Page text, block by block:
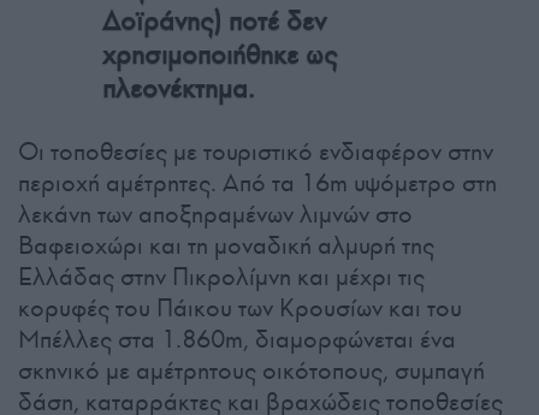
Δοϊράνης) ποτέ δεν
χρησιμοποιήθηκε ως
πλεονέκτημα.
Οι τοποθεσίες με τουριστικό ενδιαφέρον στην
περιοχή αμέτρητες. Από τα 16m υψόμετρο στη
λεκάνη των αποξηραμένων λιμνών στο
Βαφειοχώρι και τη μοναδική αλμυρή της
Ελλάδας στην Πικρολίμνη και μέχρι τις
κορυφές του Πάικου των Κρουσίων και του
Μπέλλες στα 1.860m, διαμορφώνεται ένα
σκηνικό με αμέτρητους οικότοπους, συμπαγή
δάση, καταρράκτες και βραχώδεις τοποθεσίες